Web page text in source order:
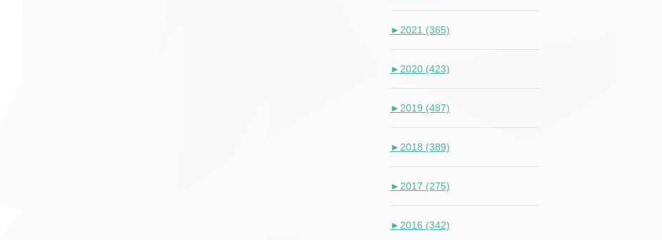
► 2021 (365)
► 2020 (423)
► 2019 (487)
► 2018 (389)
► 2017 (275)
► 2016 (342)